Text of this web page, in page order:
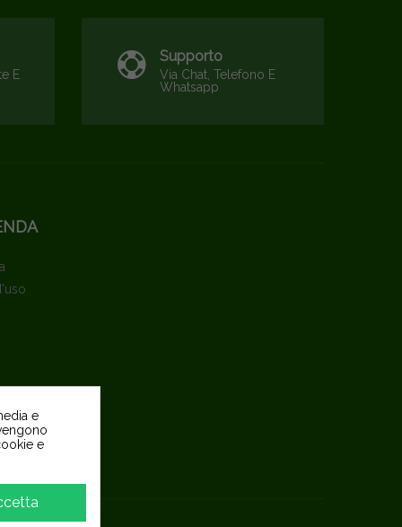
E
Supporto
Via Chat, Telefono E
Whatsapp
e
e